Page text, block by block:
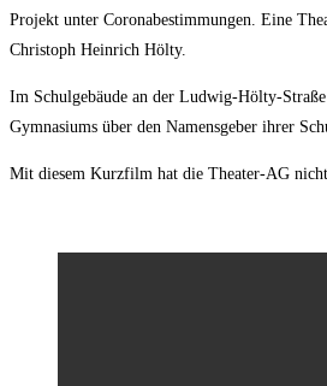
Projekt unter Coronabestimmungen. Eine
Christoph Heinrich Hölty.
Im Schulgebäude an der Ludwig-Hölty-
Gymnasiums über den Namensgeber ihrer
Mit diesem Kurzfilm hat die Theater-AG